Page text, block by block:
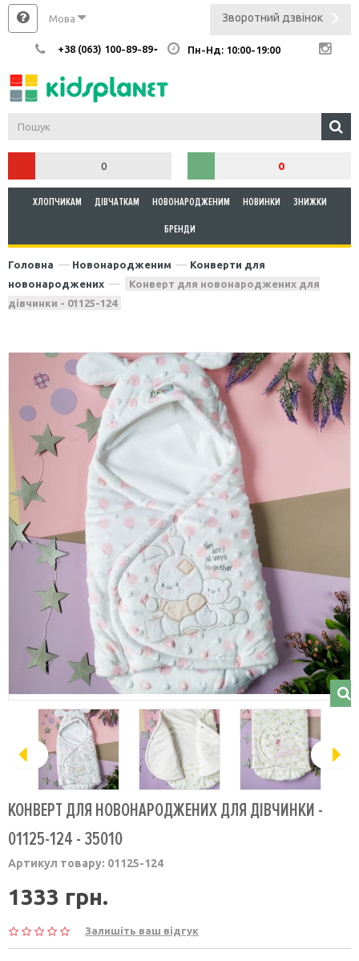
Мова Зворотний дзвінок
+38 (063) 100-89-89 Пн-Нд: 10:00-19:00
0 0
ХЛОПЧИКАМ ДІВЧАТКАМ НОВОНАРОДЖЕНИМ НОВИНКИ
ЗНИЖКИ
БРЕНДИ
Головна Новонародженим
Конверти для
новонароджених
Конверт для новонароджених для
дівчинки - 01125-124
КОНВЕРТ ДЛЯ НОВОНАРОДЖЕНИХ ДЛЯ ДІВЧИНКИ -
01125-124 - 35010
Артикул товару: 01125-124
1333 грн.
Залишіть ваш відгук